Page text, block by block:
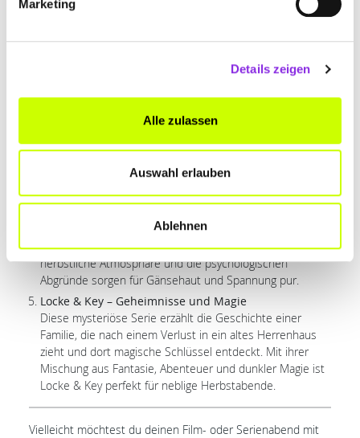
Marketing
Details zeigen
Alle zulassen
Auswahl erlauben
Ablehnen
Outlander – Romantik und Abenteuer in der
um Zeitreisen, Liebe und historische Intrigen in eine
andere Welt. Atemberaubende Landschaften und
perfekten Begleiter für lange, gemütliche Abende.
You – Dunkler Thriller für kühle Nächte
Hauptcharakter bietet You eine spannende und düstere
Geschichte voller unvorhersehbarer Wendungen. Die
herbstliche Atmosphäre und die psychologischen
Abgründe sorgen für Gänsehaut und Spannung pur.
Locke & Key – Geheimnisse und Magie
Diese mysteriöse Serie erzählt die Geschichte einer
Familie, die nach einem Verlust in ein altes Herrenhaus
zieht und dort magische Schlüssel entdeckt. Mit ihrer
Mischung aus Fantasie, Abenteuer und dunkler Magie ist
Locke & Key perfekt für neblige Herbstabende.
Vielleicht möchtest du deinen Film- oder Serienabend mit